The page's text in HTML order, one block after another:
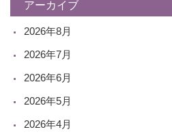
アーカイブ
2026年8月
2026年7月
2026年6月
2026年5月
2026年4月